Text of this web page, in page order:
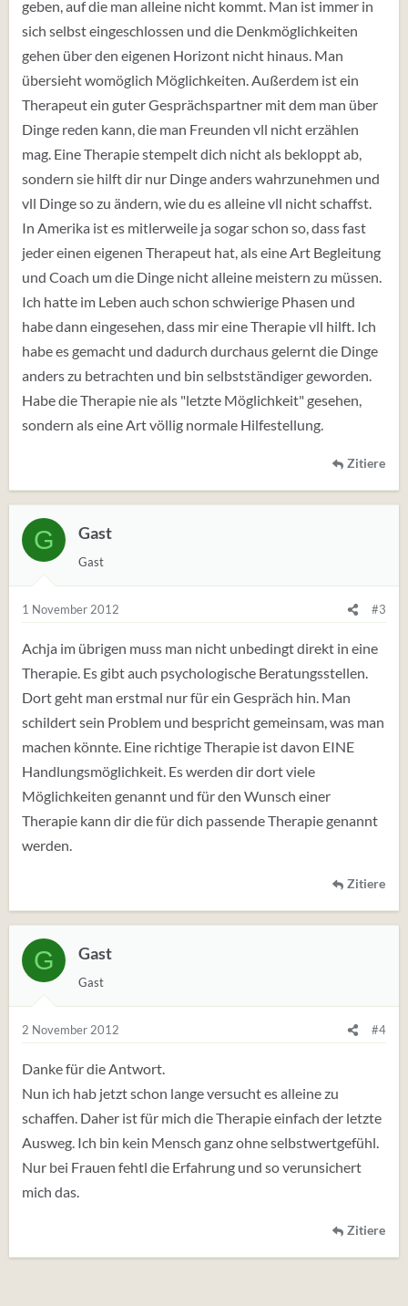
geben, auf die man alleine nicht kommt. Man ist immer in
sich selbst eingeschlossen und die Denkmöglichkeiten
gehen über den eigenen Horizont nicht hinaus. Man
übersieht womöglich Möglichkeiten. Außerdem ist ein
Therapeut ein guter Gesprächspartner mit dem man über
Dinge reden kann, die man Freunden vll nicht erzählen
mag. Eine Therapie stempelt dich nicht als bekloppt ab,
sondern sie hilft dir nur Dinge anders wahrzunehmen und
vll Dinge so zu ändern, wie du es alleine vll nicht schaffst.
In Amerika ist es mitlerweile ja sogar schon so, dass fast
jeder einen eigenen Therapeut hat, als eine Art Begleitung
und Coach um die Dinge nicht alleine meistern zu müssen.
Ich hatte im Leben auch schon schwierige Phasen und
habe dann eingesehen, dass mir eine Therapie vll hilft. Ich
habe es gemacht und dadurch durchaus gelernt die Dinge
anders zu betrachten und bin selbstständiger geworden.
Habe die Therapie nie als "letzte Möglichkeit" gesehen,
sondern als eine Art völlig normale Hilfestellung.
Zitiere
G Gast
Gast
1 November 2012 #3
Achja im übrigen muss man nicht unbedingt direkt in eine
Therapie. Es gibt auch psychologische Beratungsstellen.
Dort geht man erstmal nur für ein Gespräch hin. Man
schildert sein Problem und bespricht gemeinsam, was man
machen könnte. Eine richtige Therapie ist davon EINE
Handlungsmöglichkeit. Es werden dir dort viele
Möglichkeiten genannt und für den Wunsch einer
Therapie kann dir die für dich passende Therapie genannt
werden.
Zitiere
G Gast
Gast
2 November 2012 #4
Danke für die Antwort.
Nun ich hab jetzt schon lange versucht es alleine zu
schaffen. Daher ist für mich die Therapie einfach der letzte
Ausweg. Ich bin kein Mensch ganz ohne selbstwertgefühl.
Nur bei Frauen fehtl die Erfahrung und so verunsichert
mich das.
Zitiere